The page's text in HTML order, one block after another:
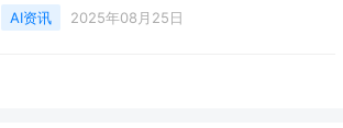
型能⼒、推理效率和多任务处理方面有显著提
升，更在架构设计上为未来 AI 应用场景提供了更
AI资讯 2025年08月25日